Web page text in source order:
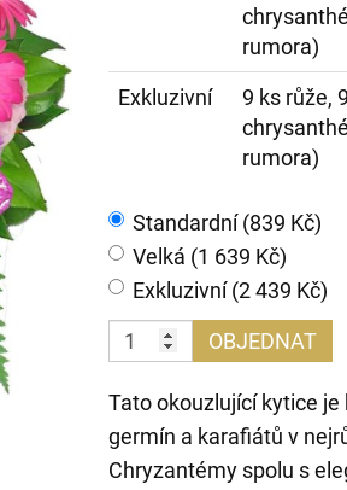
rumora)
Exkluzivní
9 ks růže,
rumora)
Standardní (839 Kč)
Velká (1 639 Kč)
Exkluzivní (2 439 Kč)
OBJEDNAT
Tato okouzlující kytice
germín a karafiátů v
Chryzantémy spolu s